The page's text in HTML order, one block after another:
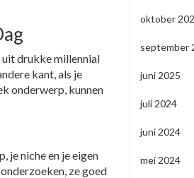
drukke millennial
kant, als je
onderwerp, kunnen
je niche en je eigen
ze goed
oktober
september
juni 2025
juli 2024
juni 2024
mei 2024